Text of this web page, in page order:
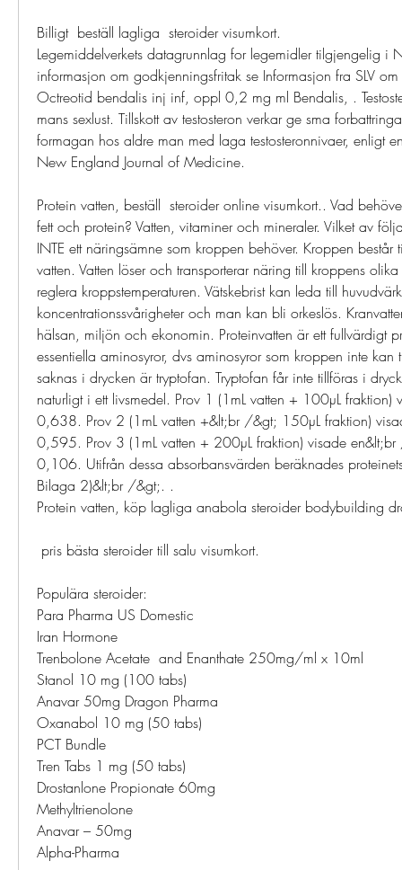
Billigt  beställ lagliga  steroider visumkort.
Legemiddelverkets datagrunnlag for legemidler tilgjengelig i
informasjon om godkjenningsfritak se Informasjon fra SLV
Octreotid bendalis inj inf, oppl 0,2 mg ml Bendalis, .
mans sexlust. Tillskott av testosteron verkar ge sma
formagan hos aldre man med laga testosteronnivaer, enligt
New England Journal of Medicine.
Protein vatten, beställ  steroider online visumkort.. Vad
fett och protein? Vatten, vitaminer och mineraler. Vilket av
INTE ett näringsämne som kroppen behöver. Kroppen
vatten. Vatten löser och transporterar näring till kroppens
reglera kroppstemperaturen. Vätskebrist kan leda till
koncentrationssvårigheter och man kan bli orkeslös.
hälsan, miljön och ekonomin. Proteinvatten är ett fullvärdigt
essentiella aminosyror, dvs aminosyror som kroppen inte kan
saknas i drycken är tryptofan. Tryptofan får inte tillföras i
naturligt i ett livsmedel. Prov 1 (1mL vatten + 100µL fraktion)
0,638. Prov 2 (1mL vatten +&lt;br /&gt; 150µL fraktion)
0,595. Prov 3 (1mL vatten + 200µL fraktion) visade
0,106. Utifrån dessa absorbansvärden beräknades
Bilaga 2)&lt;br /&gt;. .
Protein vatten, köp lagliga anabola steroider bodybuilding
pris bästa steroider till salu visumkort.
Populära steroider:
Para Pharma US Domestic
Iran Hormone
Trenbolone Acetate  and Enanthate 250mg/ml x 10ml
Stanol 10 mg (100 tabs)
Anavar 50mg Dragon Pharma
Oxanabol 10 mg (50 tabs)
PCT Bundle
Tren Tabs 1 mg (50 tabs)
Drostanlone Propionate 60mg
Methyltrienolone
Anavar – 50mg
Alpha-Pharma